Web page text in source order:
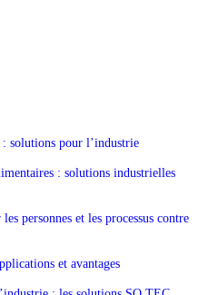
: solutions pour l’industrie
: solutions industrielles
personnes et les processus contre
et avantages